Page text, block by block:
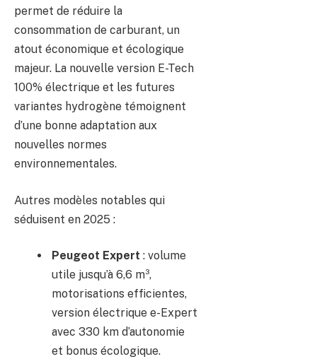
permet de réduire la
consommation de carburant, un
atout économique et écologique
majeur. La nouvelle version E-Tech
100% électrique et les futures
variantes hydrogène témoignent
d’une bonne adaptation aux
nouvelles normes
environnementales.
Autres modèles notables qui
séduisent en 2025 :
Peugeot Expert : volume
utile jusqu’à 6,6 m³,
motorisations efficientes,
version électrique e-Expert
avec 330 km d’autonomie
et bonus écologique.